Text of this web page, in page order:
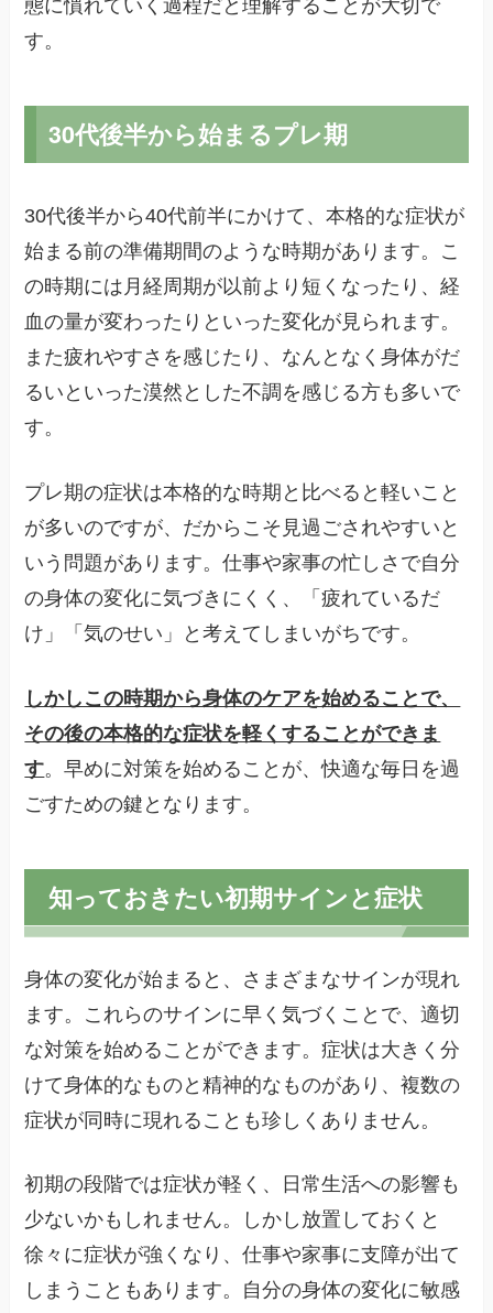
態に慣れていく過程だと理解することが大切で
す。
30代後半から始まるプレ期
30代後半から40代前半にかけて、本格的な症状が
始まる前の準備期間のような時期があります。こ
の時期には月経周期が以前より短くなったり、経
血の量が変わったりといった変化が見られます。
また疲れやすさを感じたり、なんとなく身体がだ
るいといった漠然とした不調を感じる方も多いで
す。
プレ期の症状は本格的な時期と比べると軽いこと
が多いのですが、だからこそ見過ごされやすいと
いう問題があります。仕事や家事の忙しさで自分
の身体の変化に気づきにくく、「疲れているだ
け」「気のせい」と考えてしまいがちです。
しかしこの時期から身体のケアを始めることで、
その後の本格的な症状を軽くすることができま
す。早めに対策を始めることが、快適な毎日を過
ごすための鍵となります。
知っておきたい初期サインと症状
身体の変化が始まると、さまざまなサインが現れ
ます。これらのサインに早く気づくことで、適切
な対策を始めることができます。症状は大きく分
けて身体的なものと精神的なものがあり、複数の
症状が同時に現れることも珍しくありません。
初期の段階では症状が軽く、日常生活への影響も
少ないかもしれません。しかし放置しておくと
徐々に症状が強くなり、仕事や家事に支障が出て
しまうこともあります。自分の身体の変化に敏感